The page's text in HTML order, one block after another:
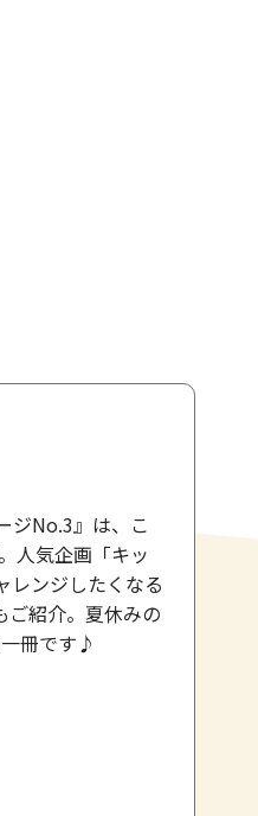
ジNo.3』は、こ
人気企画「キッ
レンジしたくなる
ご紹介。夏休みの
冊です♪